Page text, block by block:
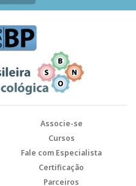
Associe-se
Cursos
Fale com Especialista
Certificação
Parceiros